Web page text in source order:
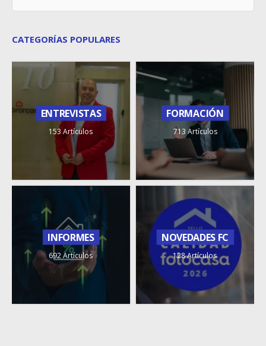
CATEGORÍAS POPULARES
ENTREVISTAS
153 Artículos
FORMACIÓN
713 Artículos
INFORMES
692 Artículos
NOVEDADES FC
128 Artículos